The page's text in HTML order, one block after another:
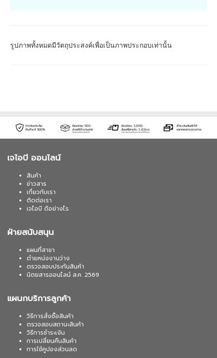
รูปภาพทั้งหมดมีวัตถุประสงค์เพื่อเป็นภาพประกอบเท่านั้น
เจไอบี ออนไลน์
สินค้า
ข่าวสาร
เกี่ยวกับเรา
ติดต่อเรา
เจไอบี ดีอย่างไร
ฝ่ายสนับสนุน
แผนที่สาขา
ตำแหน่งงานว่าง
ตรวจสอบประกันสินค้า
นิตยสารออนไลน์ ส.ค. 2569
แผนกบริการลูกค้า
วิธีการสั่งซื้อสินค้า
ตรวจสอบสถานะสินค้า
วิธีการชำระเงิน
การเปลี่ยนคืนสินค้า
การใช้คูปองส่วนลด